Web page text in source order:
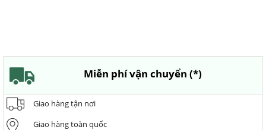
Miễn phí vận chuyển (*)
Giao hàng tận nơi
Giao hàng toàn quốc